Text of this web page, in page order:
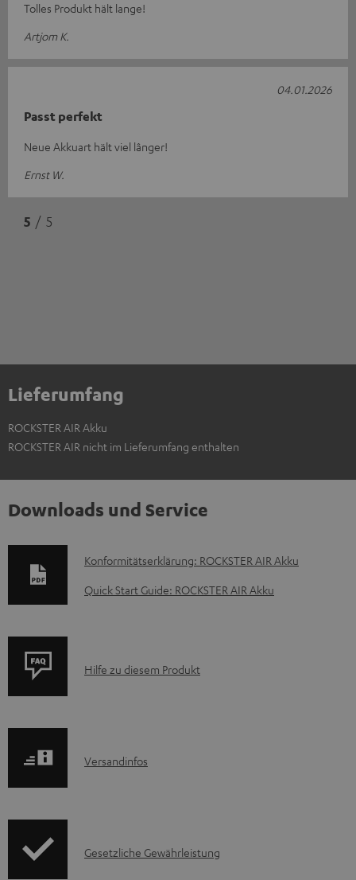
Tolles Produkt hält lange!
Artjom K.
Passt perfekt
Neue Akkuart hält viel lânger!
Ernst W.
04.01.2026
5 / 5
Lieferumfang
ROCKSTER AIR Akku
ROCKSTER AIR nicht im Lieferumfang enthalten
Downloads und Service
D
o
e
e
H
Konformitätserklärung: ROCKSTER AIR Akku
Quick Start Guide: ROCKSTER AIR Akku
P
u
A
Hilfe zu diesem Produkt
I
r
Versandinfos
IGesetzliche Gewährleistung